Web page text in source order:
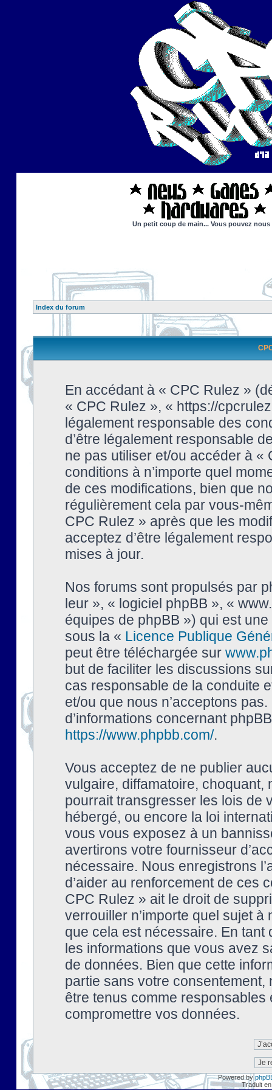
Un petit coup de main... Vous pouvez
Index du forum
En accédant à « CPC Rulez »
« CPC Rulez », « https://
légalement responsable des
d’être légalement responsable
ne pas utiliser et/ou accéder à
conditions à n’importe quel
de ces modifications, bien que
régulièrement cela par vous-
CPC Rulez » après que les
acceptez d’être légalement
mises à jour.
Nos forums sont propulsés par
leur », « logiciel phpBB », «
équipes de phpBB ») qui est
sous la « Licence Publique
peut être téléchargée sur
but de faciliter les discussions
cas responsable de la conduite
et/ou que nous n’acceptons
d’informations concernant
https://www.phpbb.com/.
Vous acceptez de ne publier
vulgaire, diffamatoire, choquant,
pourrait transgresser les lois de
hébergé, ou encore la loi
vous vous exposez à un
avertirons votre fournisseur
nécessaire. Nous enregistrons
d’aider au renforcement de ces
CPC Rulez » ait le droit de
verrouiller n’importe quel sujet à
que cela est nécessaire. En tant
les informations que vous avez
de données. Bien que cette
partie sans votre
être tenus comme
compromettre vos données.
Powered by
Traduit